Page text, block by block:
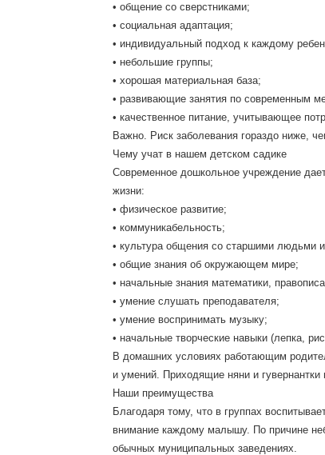
• общение со сверстниками;
• социальная адаптация;
• индивидуальный подход к каждому
• небольшие группы;
• хорошая материальная база;
• развивающие занятия по современным
• качественное питание, учитывающее
Важно. Риск заболевания гораздо ниже,
Чему учат в нашем детском садике
Современное дошкольное учреждение
жизни:
• физическое развитие;
• коммуникабельность;
• культура общения со старшими людьми
• общие знания об окружающем мире;
• начальные знания математики,
• умение слушать преподавателя;
• умение воспринимать музыку;
• начальные творческие навыки (лепка,
В домашних условиях работающим
и умений. Приходящие няни и
Наши преимущества
Благодаря тому, что в группах
внимание каждому малышу. По причине
обычных муниципальных заведениях.